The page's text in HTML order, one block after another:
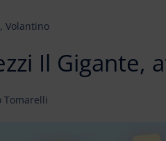
, Volantino
Il Gigante,
Tomarelli